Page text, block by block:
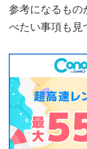
参考になるもの
べたい事項も見